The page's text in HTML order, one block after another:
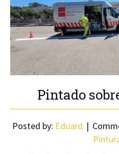
Pintado
Posted by: Eduard